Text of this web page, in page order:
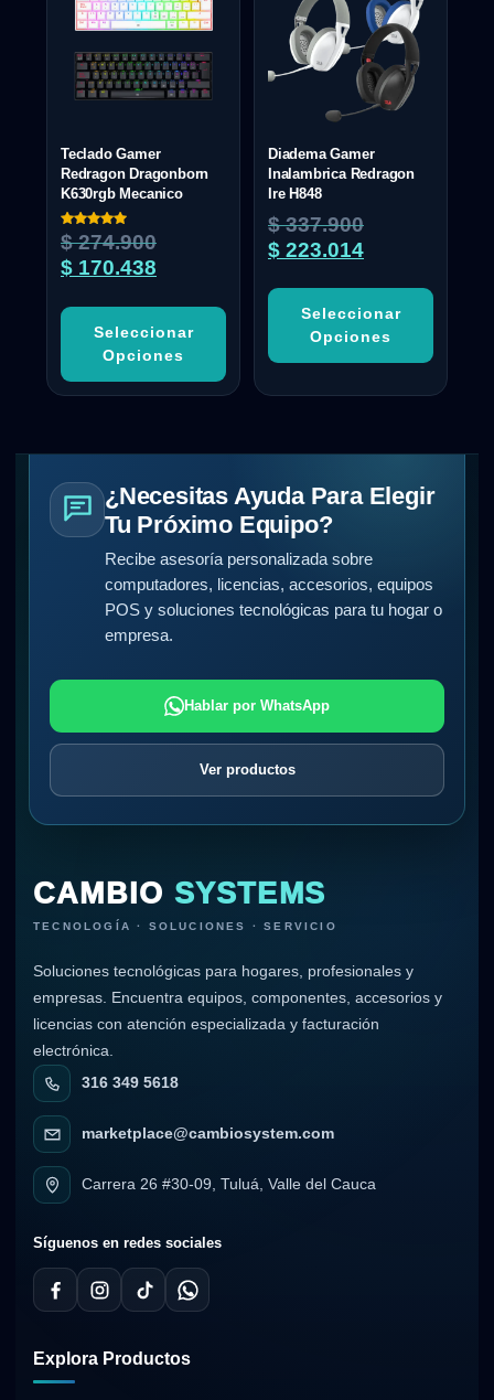
Teclado Gamer
Redragon Dragonborn
K630rgb Mecanico
Valorado
con
5.00
de 5
$274.900
$ 170.438
Seleccionar
Opciones
Diadema Gamer
Inalambrica Redragon
Ire H848
$337.900
$ 223.014
Seleccionar
Opciones
¿Necesitas Ayuda Para Elegir
Tu Próximo Equipo?
Recibe asesoría personalizada sobre
computadores, licencias, accesorios, equipos
POS y soluciones tecnológicas para tu hogar o
empresa.
Hablar por WhatsApp
Ver productos
CAMBIO SYSTEMS
TECNOLOGÍA · SOLUCIONES · SERVICIO
Soluciones tecnológicas para hogares, profesionales y
empresas. Encuentra equipos, componentes, accesorios y
licencias con atención especializada y facturación
electrónica.
316 349 5618
marketplace@cambiosystem.com
Carrera 26 #30-09, Tuluá, Valle del Cauca
Síguenos en redes sociales
Explora Productos